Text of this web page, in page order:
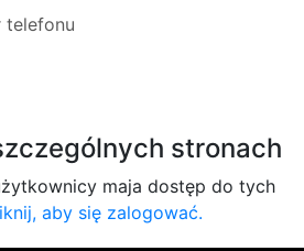
telefonu
stronach
maja dostęp do tych
aby się zalogować.